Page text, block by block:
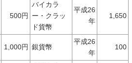
500円
バイカラ
ー・クラッ
ド貨幣
平成26
年
1,650
1,000円 銀貨幣
平成26
年
100